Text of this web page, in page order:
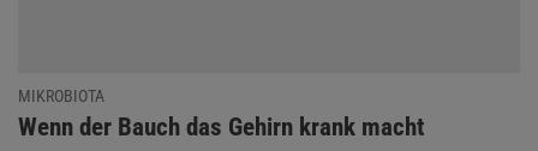
MIKROBIOTA
:
Wenn der Bauch das Gehirn krank macht